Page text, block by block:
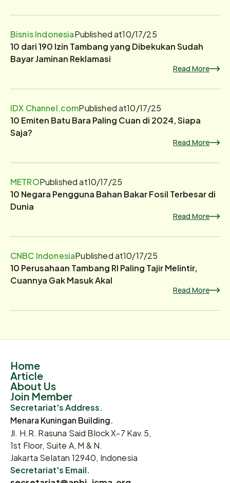
Bisnis IndonesiaPublished at10/17/25
10 dari 190 Izin Tambang yang Dibekukan Sudah
Bayar Jaminan Reklamasi
Read More
IDX Channel.comPublished at10/17/25
10 Emiten Batu Bara Paling Cuan di 2024, Siapa
Saja?
Read More
METROPublished at10/17/25
10 Negara Pengguna Bahan Bakar Fosil Terbesar di
Dunia
Read More
CNBC IndonesiaPublished at10/17/25
10 Perusahaan Tambang RI Paling Tajir Melintir,
Cuannya Gak Masuk Akal
Read More
Home
Article
About Us
Join Member
Secretariat's Address.
Menara Kuningan Building.
Jl. H.R. Rasuna Said Block X-7 Kav.5,
1st Floor, Suite A, M & N.
Jakarta Selatan 12940, Indonesia
Secretariat's Email.